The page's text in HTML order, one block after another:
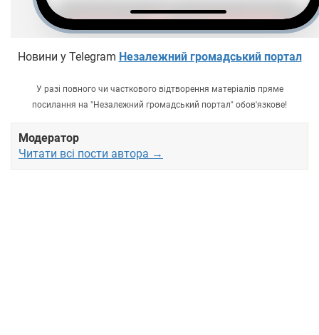
Новини у Telegram Незалежний громадський портал
У разі повного чи часткового відтворення матеріалів пряме
посилання на "Незалежний громадський портал" обов'язкове!
Модератор
Читати всі пости автора →